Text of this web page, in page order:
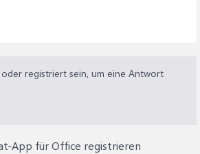
registriert sein, um eine Antwort
App für Office registrieren